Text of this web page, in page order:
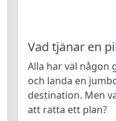
Vad tjänar en
Alla har väl
och landa en
destination. Men
att ratta ett plan?